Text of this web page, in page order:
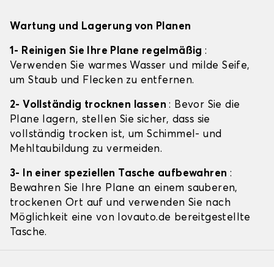
Wartung und Lagerung von Planen
1- Reinigen Sie Ihre Plane regelmäßig:
Verwenden Sie warmes Wasser und milde Seife,
um Staub und Flecken zu entfernen.
2- Vollständig trocknen lassen: Bevor Sie die
Plane lagern, stellen Sie sicher, dass sie
vollständig trocken ist, um Schimmel- und
Mehltaubildung zu vermeiden.
3- In einer speziellen Tasche aufbewahren :
Bewahren Sie Ihre Plane an einem sauberen,
trockenen Ort auf und verwenden Sie nach
Möglichkeit eine von lovauto.de bereitgestellte
Tasche.